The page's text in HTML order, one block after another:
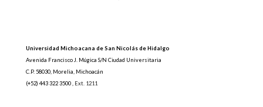
Universidad Michoacana de San Nicolás de Hidalgo
Avenida Francisco J. Múgica S/N Ciudad Universitaria
C.P. 58030, Morelia, Michoacán
(+52) 443 322 3500 , Ext. 1211